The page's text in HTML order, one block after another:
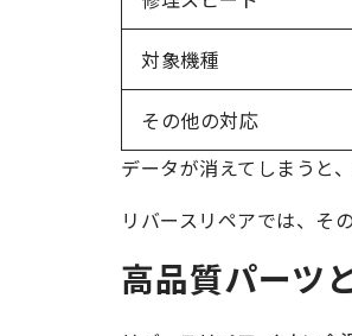
対象機種
その他の対応
データが消えてしまうと
リバースリペアでは、そ
高品質パーツ